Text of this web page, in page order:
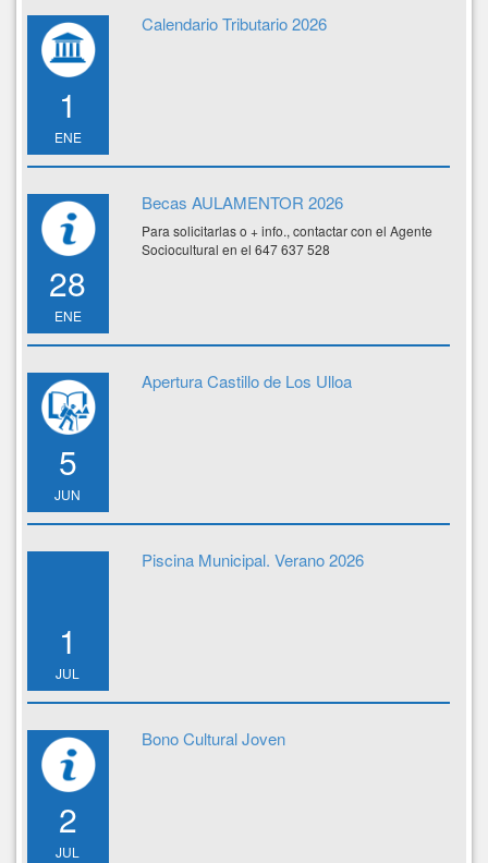
1
ENE
Calendario Tributario 2026
28
ENE
Becas AULAMENTOR 2026
Para solicitarlas o + info., contactar con el Agente
Sociocultural en el 647 637 528
5
JUN
Apertura Castillo de Los Ulloa
1
JUL
Piscina Municipal. Verano 2026
2
JUL
Bono Cultural Joven